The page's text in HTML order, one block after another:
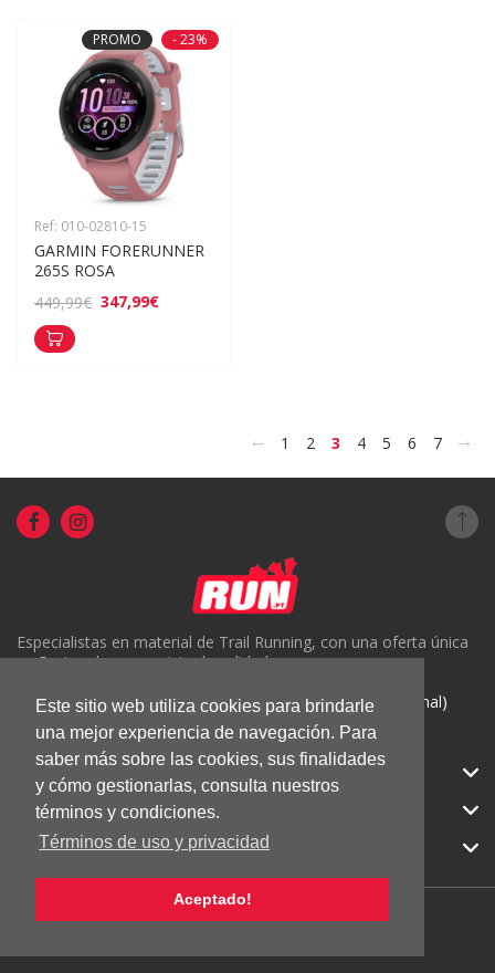
Este sitio web utiliza cookies para brindarle
una mejor experiencia de navegación. Para
saber más sobre las cookies, sus finalidades
y cómo gestionarlas, consulta nuestros
términos y condiciones.
Términos de uso y privacidad
Aceptado!
PROMO - 23%
Ref: 010-02810-15
GARMIN FORERUNNER
265S ROSA
449,99€ 347,99€
< 1 2 3 4 5 6 7 >
Especialistas en material de Trail Running, con una oferta única
en Portugal y un servicio de calidad.
( +351) 918816191 (Chamada para rede móvel nacional)
geral@run.pt
RUN.PT
CATEGORIAS
APOIO AO CLIENTE
© 2026 RUN |Todos los derechos reservados.